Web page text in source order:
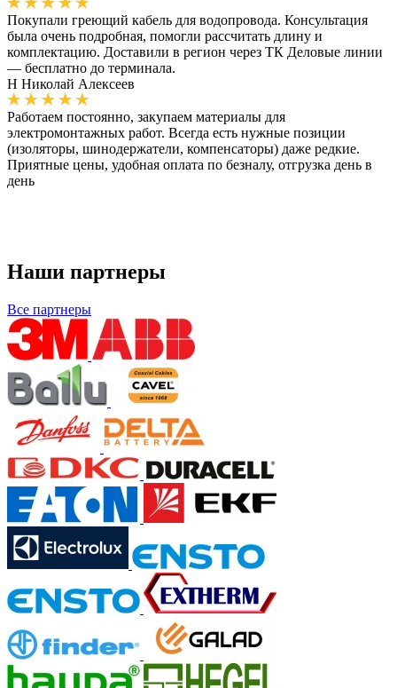
Покупали греющий кабель для водопровода. Консультация
была очень подробная, помогли рассчитать длину и
комплектацию. Доставили в регион через ТК Деловые линии
— бесплатно до терминала.
Н Николай Алексеев
Работаем постоянно, закупаем материалы для
электромонтажных работ. Всегда есть нужные позиции
(изоляторы, шинодержатели, компенсаторы) даже редкие.
Приятные цены, удобная оплата по безналу, отгрузка день в
день
Наши партнеры
Все партнеры